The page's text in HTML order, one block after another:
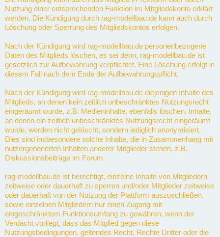
Nutzung einer entsprechenden Funktion im Mitgliedskonto erklärt
werden. Die Kündigung durch rag-modellbau.de kann auch durch
Löschung oder Sperrung des Mitgliedskontos erfolgen.
Nach der Kündigung wird rag-modellbau.de personenbezogene
Daten des Mitglieds löschen, es sei denn, rag-modellbau.de ist
gesetzlich zur Aufbewahrung verpflichtet. Eine Löschung erfolgt in
diesem Fall nach dem Ende der Aufbewahrungspflicht.
Nach der Kündigung wird rag-modellbau.de diejenigen Inhalte des
Mitglieds, an denen kein zeitlich unbeschränktes Nutzungsrecht
eingeräumt wurde, z.B. Medieninhalte, ebenfalls löschen. Inhalte,
an denen ein zeitlich unbeschränktes Nutzungsrecht eingeräumt
wurde, werden nicht gelöscht, sondern lediglich anonymisiert.
Dies sind insbesondere solche Inhalte, die in Zusammenhang mit
nutzergenerierten Inhalten anderer Mitglieder stehen, z.B.
Diskussionsbeiträge im Forum.
rag-modellbau.de ist berechtigt, einzelne Inhalte von Mitgliedern
zeitweise oder dauerhaft zu sperren und/oder Mitglieder zeitweise
oder dauerhaft von der Nutzung der Plattform auszuschließen,
sowie einzelnen Mitgliedern nur einen Zugang mit
eingeschränktem Funktionsumfang zu gewähren, wenn der
Verdacht vorliegt, dass das Mitglied gegen diese
Nutzungsbedingungen, geltendes Recht, Rechte Dritter oder die